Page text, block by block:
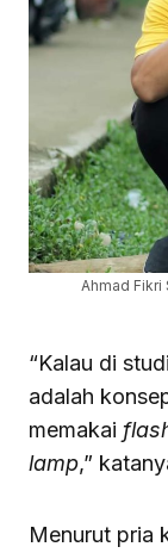
Ahmad
“Kalau di
adalah
memakai
lamp,”
Menurut pria